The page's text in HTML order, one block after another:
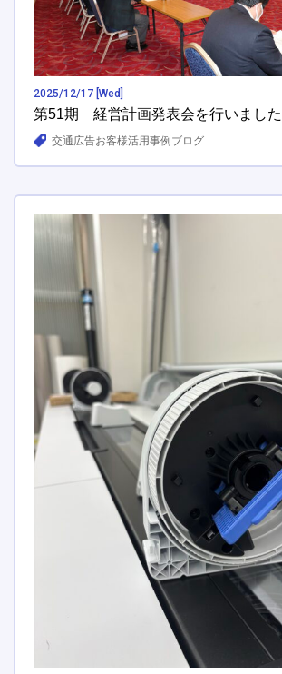
2025/12/17 [Wed]
第51期 経営計画発表会を行いました
交通広告お客様活用事例ブログ